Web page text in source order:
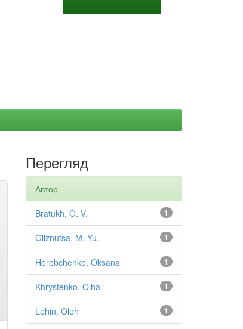
Перегляд
Автор
1
Bratukh, O. V.
1
Gliznutsa, M. Yu.
1
Horobchenko, Oksana
1
Khrystenko, Olha
1
Lehin, Oleh